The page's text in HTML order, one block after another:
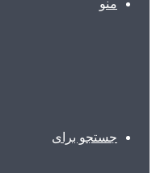
منو
جستجو برای